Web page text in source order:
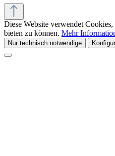
Diese Website verwendet
bieten zu können. Mehr
Nur technisch notwendige